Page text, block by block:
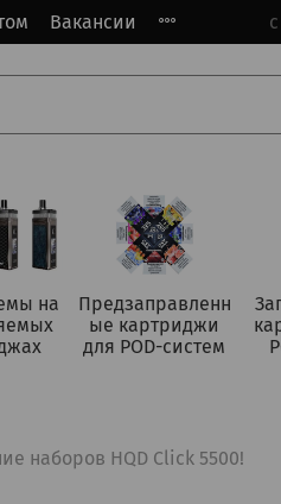
Вакансии
на
Предзаправленн
ые картриджи
для POD-систем
наборов HQD Click 5500!